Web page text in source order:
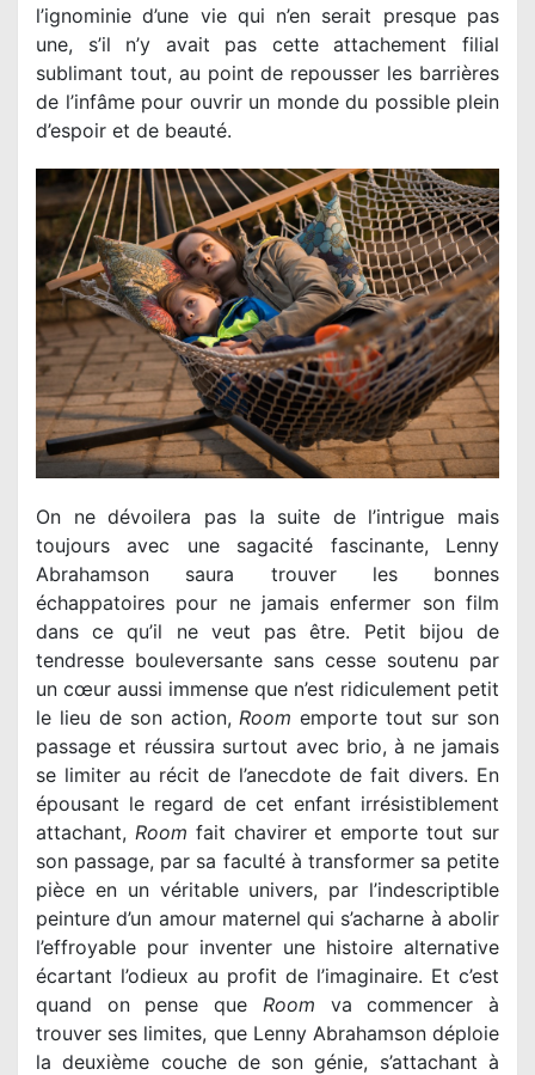
l’ignominie d’une vie qui n’en serait presque pas
une, s’il n’y avait pas cette attachement filial
sublimant tout, au point de repousser les barrières
de l’infâme pour ouvrir un monde du possible plein
d’espoir et de beauté.
On ne dévoilera pas la suite de l’intrigue mais
toujours avec une sagacité fascinante, Lenny
Abrahamson saura trouver les bonnes
échappatoires pour ne jamais enfermer son film
dans ce qu’il ne veut pas être. Petit bijou de
tendresse bouleversante sans cesse soutenu par
un cœur aussi immense que n’est ridiculement petit
le lieu de son action, Room emporte tout sur son
passage et réussira surtout avec brio, à ne jamais
se limiter au récit de l’anecdote de fait divers. En
épousant le regard de cet enfant irrésistiblement
attachant, Room fait chavirer et emporte tout sur
son passage, par sa faculté à transformer sa petite
pièce en un véritable univers, par l’indescriptible
peinture d’un amour maternel qui s’acharne à abolir
l’effroyable pour inventer une histoire alternative
écartant l’odieux au profit de l’imaginaire. Et c’est
quand on pense que Room va commencer à
trouver ses limites, que Lenny Abrahamson déploie
la deuxième couche de son génie, s’attachant à